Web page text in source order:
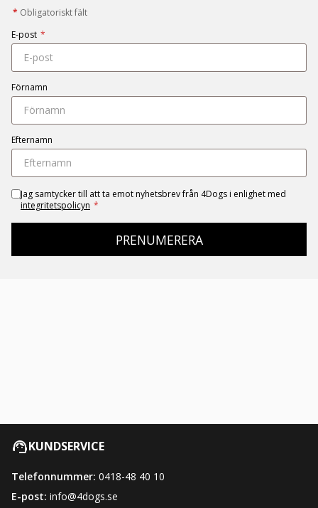
* Obligatoriskt fält
E-post *
Förnamn
Efternamn
Jag samtycker till att ta emot nyhetsbrev från 4Dogs i enlighet med
integritetspolicyn *
PRENUMERERA
KUNDSERVICE
Telefonnummer: 0418-48 40 10
E-post: info@4dogs.se